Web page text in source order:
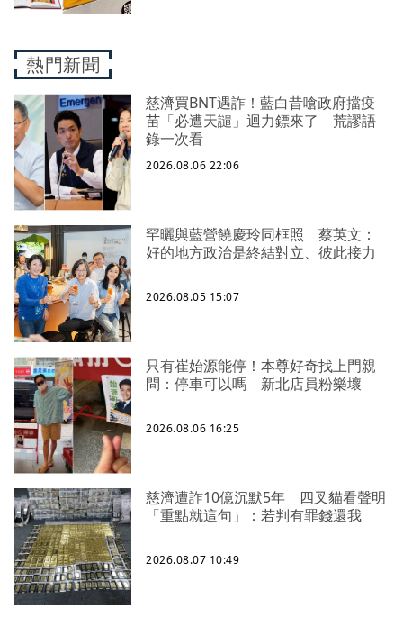
熱門新聞
慈濟買BNT遇詐！藍白昔嗆政府擋疫
苗「必遭天譴」迴力鏢來了 荒謬語
錄一次看
2026.08.06 22:06
罕曬與藍營饒慶玲同框照 蔡英文：
好的地方政治是終結對立、彼此接力
2026.08.05 15:07
只有崔始源能停！本尊好奇找上門親
問：停車可以嗎 新北店員粉樂壞
2026.08.06 16:25
慈濟遭詐10億沉默5年 四叉貓看聲明
「重點就這句」：若判有罪錢還我
2026.08.07 10:49